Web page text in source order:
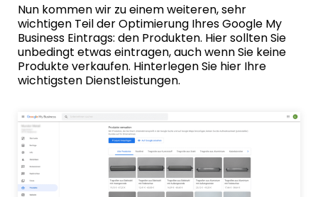
Nun kommen wir zu einem weiteren, sehr
wichtigen Teil der Optimierung Ihres Google My
Business Eintrags: den Produkten. Hier sollten Sie
unbedingt etwas eintragen, auch wenn Sie keine
Produkte verkaufen. Hinterlegen Sie hier Ihre
wichtigsten Dienstleistungen.